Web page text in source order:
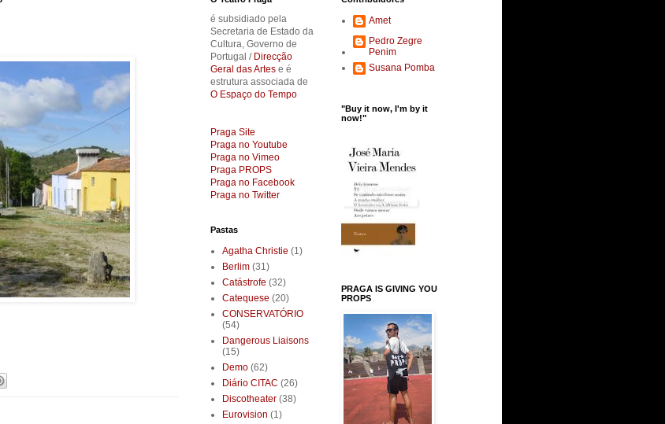
é subsidiado pela
Secretaria de Estado da
Cultura, Governo de
Portugal / Direcção
Geral das Artes e é
estrutura associada de
O Espaço do Tempo
Praga Site
Praga no Youtube
Praga no Vimeo
Praga PROPS
Praga no Facebook
Praga no Twitter
Pastas
Agatha Christie (1)
Berlim (31)
Catástrofe (32)
Catequese (20)
CONSERVATÓRIO
(54)
Dangerous Liaisons
(15)
Demo (62)
Diário CITAC (26)
Discotheater (38)
Eurovision (1)
Amet
Pedro Zegre
Penim
Susana Pomba
"Buy it now, I'm by it
now!"
PRAGA IS GIVING YOU
PROPS